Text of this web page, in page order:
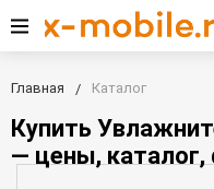
Главная Каталог
Купить
— цены, каталог,